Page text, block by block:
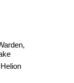
,
Helion